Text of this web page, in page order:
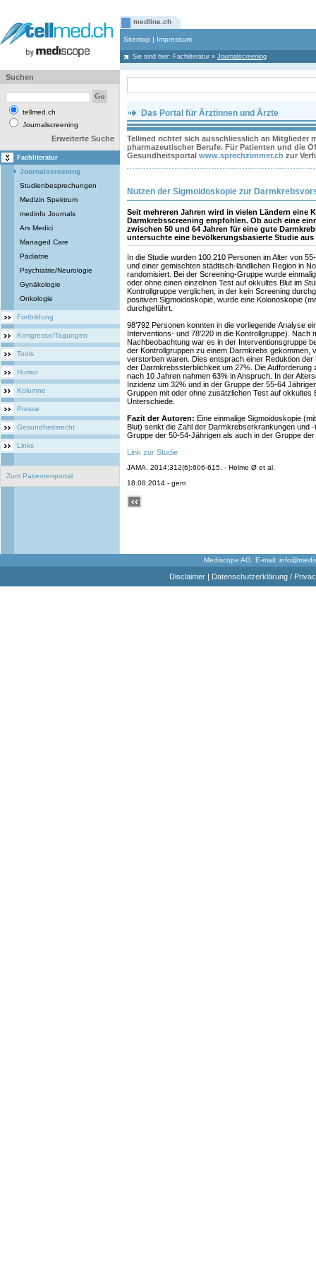
medline.ch
Sitemap | Impressum
Sie sind hier: Fachliteratur » Journalscreening
Suchen
tellmed.ch
Journalscreening
Erweiterte Suche
Fachliteratur
Journalscreening
Studienbesprechungen
Medizin Spektrum
medinfo Journals
Ars Medici
Managed Care
Pädiatrie
Psychiatrie/Neurologie
Gynäkologie
Onkologie
Fortbildung
Kongresse/Tagungen
Tools
Humor
Kolumne
Presse
Gesundheitsrecht
Links
Zum Patientenportal
Das Portal für Ärztinnen und Ärzte
Tellmed richtet sich ausschliesslich an Mitglieder
pharmazeutischer Berufe. Für Patienten und die
Gesundheitsportal www.sprechzimmer.ch zur
Nutzen der Sigmoidoskopie zur
Seit mehreren Jahren wird in vielen Ländern eine
Darmkrebsscreening empfohlen. Ob auch eine
zwischen 50 und 64 Jahren für eine gute
untersuchte eine bevölkerungsbasierte Studie aus
In die Studie wurden 100.210 Personen im Alter von
und einer gemischten städtisch-ländlichen Region in
randomisiert. Bei der Screening-Gruppe wurde
oder ohne einen einzelnen Test auf okkultes Blut im
Kontrollgruppe verglichen, in der kein Screening
positiven Sigmoidoskopie, wurde eine Kolonoskopie
durchgeführt.
98’792 Personen konnten in die vorliegende Analyse
Interventions- und 78'220 in die Kontrollgruppe). Nach
Nachbeobachtung war es in der Interventionsgruppe
der Kontrollgruppen zu einem Darmkrebs gekommen,
verstorben waren. Dies entsprach einer Reduktion
der Darmkrebssterblichkeit um 27%. Die Aufforderung
nach 10 Jahren nahmen 63% in Anspruch. In der
Inzidenz um 32% und in der Gruppe der 55-64
Gruppen mit oder ohne zusätzlichen Test auf okkultes
Unterschiede.
Fazit der Autoren: Eine einmalige Sigmoidoskopie
Blut) senkt die Zahl der Darmkrebserkrankungen und
Gruppe der 50-54-Jährigen als auch in der Gruppe
Link zur Studie
JAMA. 2014;312(6):606-615. - Holme Ø et al.
18.08.2014 - gem
Mediscope AG E-mail:
Disclaimer| Datenschutzerklärung /